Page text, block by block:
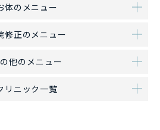
体のメニュー
修正のメニュー
他のメニュー
リニック一覧